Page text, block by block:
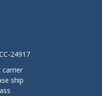
carrier
ship